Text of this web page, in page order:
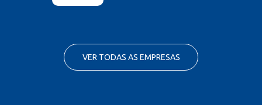
VER TODAS AS EMPRESAS